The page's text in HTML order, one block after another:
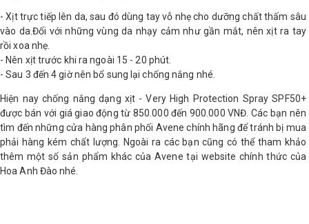
- Xịt trực tiếp lên da, sau đó dùng tay vỗ nhẹ cho dưỡng chất thấm sâu
vào da.Đối với những vùng da nhạy cảm như gần mắt, nên xịt ra tay
rồi xoa nhẹ.
- Nên xịt trước khi ra ngoài 15 - 20 phút.
- Sau 3 đến 4 giờ nên bổ sung lại chống nắng nhé.
Hiện nay chống nắng dạng xịt - Very High Protection Spray SPF50+
được bán với giá giao động từ 850.000 đến 900.000 VNĐ. Các bạn nên
tìm đến những cửa hàng phân phối Avene chính hãng để tránh bị mua
phải hàng kém chất lượng. Ngoài ra các bạn cũng có thể tham khảo
thêm một số sản phẩm khác của Avene tại website chính thức của
Hoa Anh Đào nhé.